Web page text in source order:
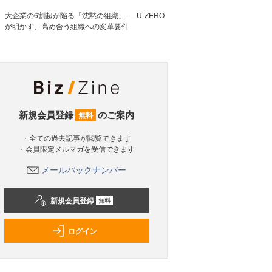
大企業の6割超が陥る「沈黙の組織」──U-ZERO
が明かす、高め合う組織への変革要件
新規会員登録 無料 のご案内
・全ての過去記事が閲覧できます
・会員限定メルマガを受信できます
メールバックナンバー
新規会員登録 無料
ログイン